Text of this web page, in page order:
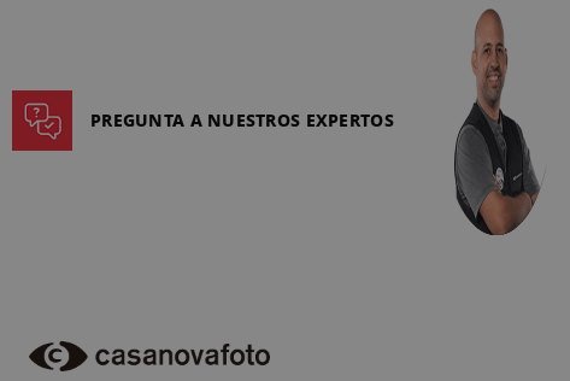
PREGUNTA A NUESTROS EXPERTOS